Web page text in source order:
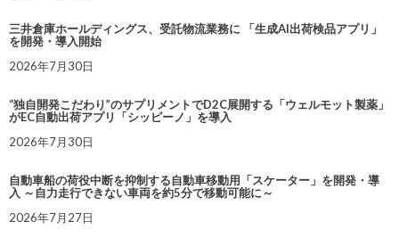
三井倉庫ホールディングス、受託物流業務に 「生成AI出荷検品アプリ」
を開発・導入開始
2026年7月30日
“独自開発こだわり”のサプリメントでD2C展開する「ウェルモット製薬」
がEC自動出荷アプリ「シッピーノ」を導入
2026年7月30日
自動車船の荷役中断を抑制する自動車移動用「スケーター」を開発・導
入 ～自力走行できない車両を約5分で移動可能に～
2026年7月27日